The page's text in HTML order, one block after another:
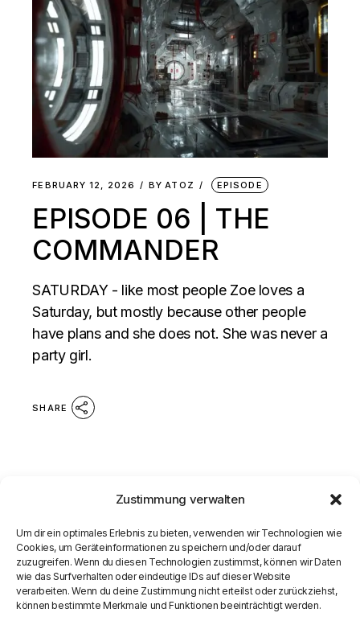
Zustimmung verwalten
Um dir ein optimales Erlebnis zu bieten, verwenden wir Technologien wie
Cookies, um Geräteinformationen zu speichern und/oder darauf
zuzugreifen. Wenn du diesen Technologien zustimmst, können wir Daten
wie das Surfverhalten oder eindeutige IDs auf dieser Website
verarbeiten. Wenn du deine Zustimmung nicht erteilst oder zurückziehst,
können bestimmte Merkmale und Funktionen beeinträchtigt werden.
FEBRUARY 12, 2026 BY ATOZ EPISODE
EPISODE 06 | THE
COMMANDER
SATURDAY - like most people Zoe loves a
Saturday, but mostly because other people
have plans and she does not. She was never a
party girl.
SHARE